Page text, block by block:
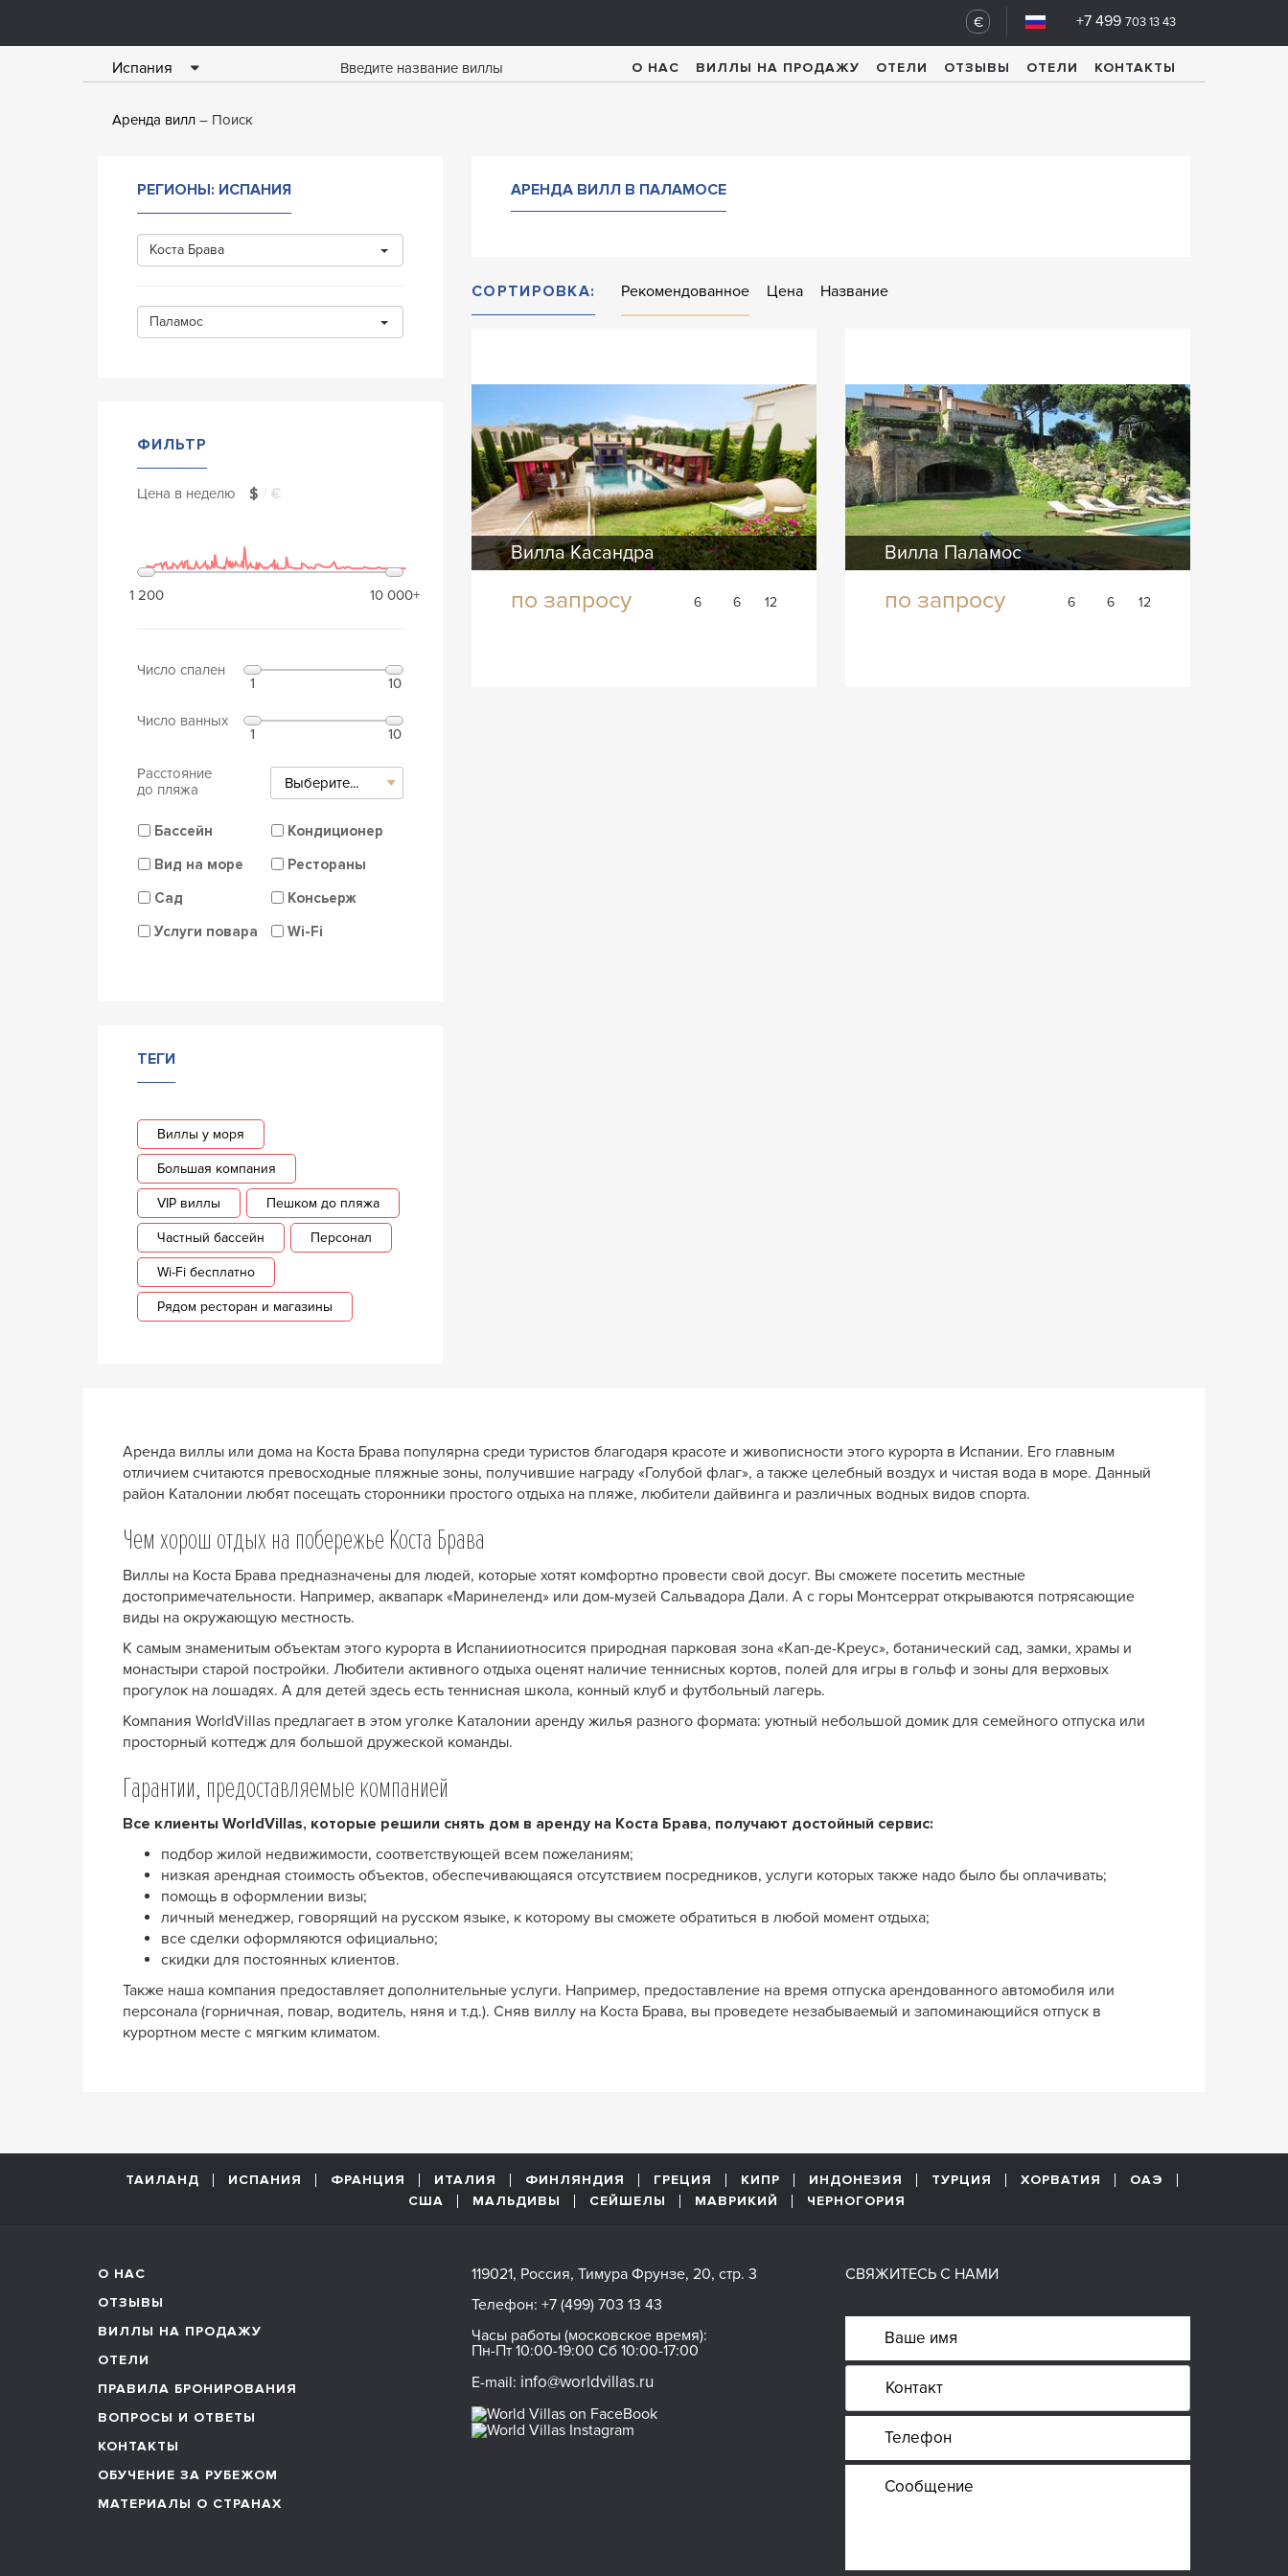
+7 499 703 13 43
€
Испания О НАС ВИЛЛЫ НА ПРОДАЖУ ОТЕЛИ ОТЗЫВЫ ОТЕЛИ КОНТАКТЫ
Аренда вилл Поиск
РЕГИОНЫ: ИСПАНИЯ
Коста Брава
Паламос
ФИЛЬТР
Цена в неделю $ / €
1 200 10 000+
Число спален
1 10
Число ванных
1 10
Расстояние
до пляжа
Выберите...
Бассейн
Вид на море
Сад
Услуги повара
Кондиционер
Рестораны
Консьерж
Wi-Fi
ТЕГИ
Виллы у моря
Большая компания
VIP виллы Пешком до пляжа
Частный бассейн Персонал
Wi-Fi бесплатно
Рядом ресторан и магазины
АРЕНДА ВИЛЛ В ПАЛАМОСЕ
СОРТИРОВКА: Рекомендованное Цена Название
Вилла Касандра
по запросу 6 6 12
Вилла Паламос
по запросу 6 6 12
Аренда виллы или дома на Коста Брава популярна среди туристов благодаря красоте и живописности этого курорта в Испании. Его главным
отличием считаются превосходные пляжные зоны, получившие награду «Голубой флаг», а также целебный воздух и чистая вода в море. Данный
район Каталонии любят посещать сторонники простого отдыха на пляже, любители дайвинга и различных водных видов спорта.
Чем хорош отдых на побережье Коста Брава
Виллы на Коста Брава предназначены для людей, которые хотят комфортно провести свой досуг. Вы сможете посетить местные
достопримечательности. Например, аквапарк «Маринеленд» или дом-музей Сальвадора Дали. А с горы Монтсеррат открываются потрясающие
виды на окружающую местность.
К самым знаменитым объектам этого курорта в Испанииотносится природная парковая зона «Кап-де-Креус», ботанический сад, замки, храмы и
монастыри старой постройки. Любители активного отдыха оценят наличие теннисных кортов, полей для игры в гольф и зоны для верховых
прогулок на лошадях. А для детей здесь есть теннисная школа, конный клуб и футбольный лагерь.
Компания WorldVillas предлагает в этом уголке Каталонии аренду жилья разного формата: уютный небольшой домик для семейного отпуска или
просторный коттедж для большой дружеской команды.
Гарантии, предоставляемые компанией
Все клиенты WorldVillas, которые решили снять дом в аренду на Коста Брава, получают достойный сервис:
подбор жилой недвижимости, соответствующей всем пожеланиям;
низкая арендная стоимость объектов, обеспечивающаяся отсутствием посредников, услуги которых также надо было бы оплачивать;
помощь в оформлении визы;
личный менеджер, говорящий на русском языке, к которому вы сможете обратиться в любой момент отдыха;
все сделки оформляются официально;
скидки для постоянных клиентов.
Также наша компания предоставляет дополнительные услуги. Например, предоставление на время отпуска арендованного автомобиля или
персонала (горничная, повар, водитель, няня и т.д.). Сняв виллу на Коста Брава, вы проведете незабываемый и запоминающийся отпуск в
курортном месте с мягким климатом.
ТАИЛАНД ИСПАНИЯ ФРАНЦИЯ ИТАЛИЯ ФИНЛЯНДИЯ ГРЕЦИЯ КИПР ИНДОНЕЗИЯ ТУРЦИЯ ХОРВАТИЯ
ОАЭ
США
МАЛЬДИВЫ СЕЙШЕЛЫ МАВРИКИЙ ЧЕРНОГОРИЯ
О НАС
ОТЗЫВЫ
ВИЛЛЫ НА ПРОДАЖУ
ОТЕЛИ
ПРАВИЛА БРОНИРОВАНИЯ
ВОПРОСЫ И ОТВЕТЫ
КОНТАКТЫ
ОБУЧЕНИЕ ЗА РУБЕЖОМ
МАТЕРИАЛЫ О СТРАНАХ
119021, Россия, Тимура Фрунзе, 20, стр. 3
Телефон: +7 (499) 703 13 43
Часы работы (московское время):
Пн-Пт 10:00-19:00 Сб 10:00-17:00
E-mail: info@worldvillas.ru
СВЯЖИТЕСЬ С НАМИ